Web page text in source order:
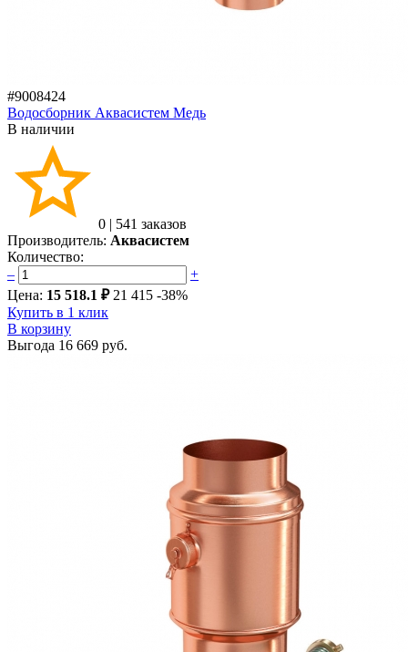
#9008424
Водосборник Аквасистем Медь
В наличии
0 | 541 заказов
Производитель: Аквасистем
Количество:
–
+
Цена: 15 518.1 ₽ 21 415 -38%
Купить в 1 клик
В корзину
Выгода 16 669 руб.